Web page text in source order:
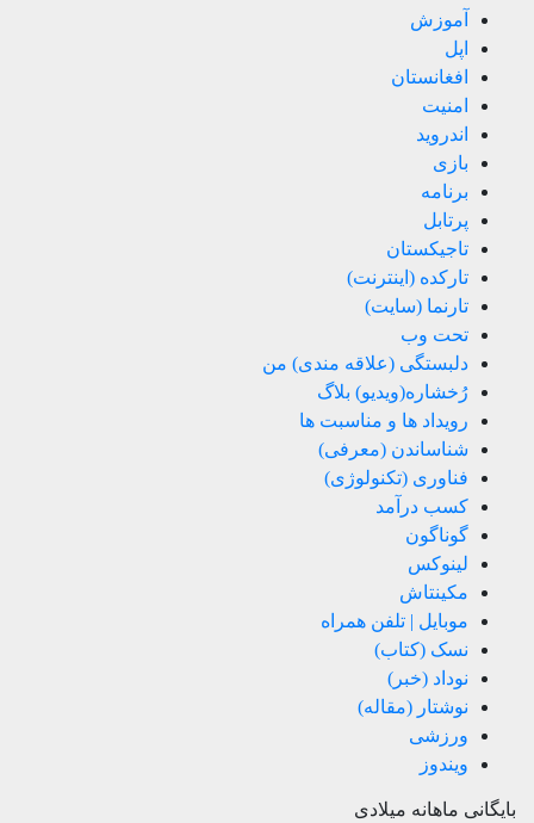
آموزش
اپل
افغانستان
امنیت
اندروید
بازی
برنامه
پرتابل
تاجیکستان
تارکده (اینترنت)
تارنما (سایت)
تحت وب
دلبستگی (علاقه مندی) من
رُخشاره(ویدیو) بلاگ
رویداد ها و مناسبت ها
شناساندن (معرفی)
فناوری (تکنولوژی)
کسب درآمد
گوناگون
لینوکس
مکینتاش
موبایل | تلفن همراه
نسک (کتاب)
نوداد (خبر)
نوشتار (مقاله)
ورزشی
ویندوز
بایگانی ماهانه میلادی